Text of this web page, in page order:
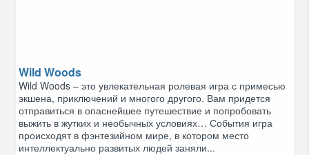
Wild Woods
Wild Woods – это увлекательная ролевая игра с примесью
экшена, приключений и многого другого. Вам придется
отправиться в опаснейшее путешествие и попробовать
выжить в жутких и необычных условиях… События игра
происходят в фэнтезийном мире, в котором место
интеллектуально развитых людей заняли...